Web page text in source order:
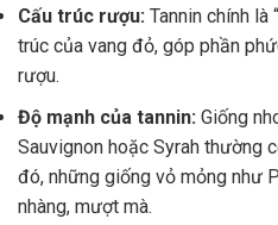
Cấu trúc rượu: Tannin chính là
trúc của vang đỏ, góp phần
rượu.
Độ mạnh của tannin: Giống
Sauvignon hoặc Syrah thường
đó, những giống vỏ mỏng như
nhàng, mượt mà.